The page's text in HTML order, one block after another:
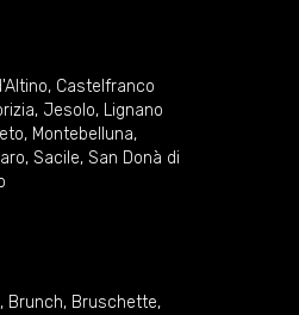
, Castelfranco
, Jesolo, Lignano
, Montebelluna,
, Sacile, San Donà di
, Brunch, Bruschette,